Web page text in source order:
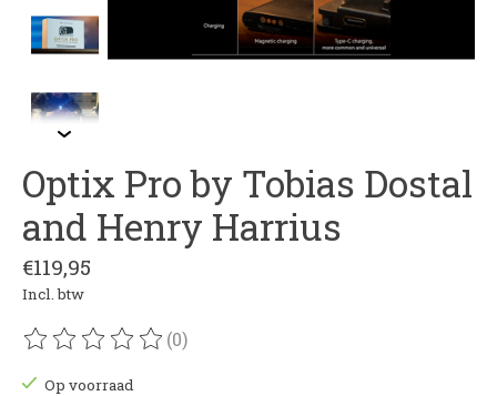
Optix Pro by Tobias Dostal
and Henry Harrius
€119,95
Incl. btw
De beoordeling van dit product is
(0)
Op voorraad